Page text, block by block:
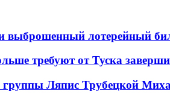
выброшенный лотерейный
требуют от Туска
группы Ляпис Трубецкой